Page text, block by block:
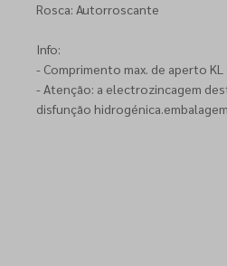
Rosca: Autorroscante
Info:
- Comprimento max. de aperto KL
- Atenção: a electrozincagem
disfunção